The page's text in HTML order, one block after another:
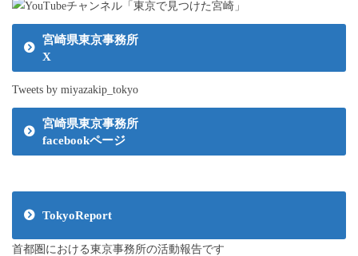
宮崎県東京事務所
X
Tweets by miyazakip_tokyo
宮崎県東京事務所
facebookページ
TokyoReport
首都圏における東京事務所の活動報告です